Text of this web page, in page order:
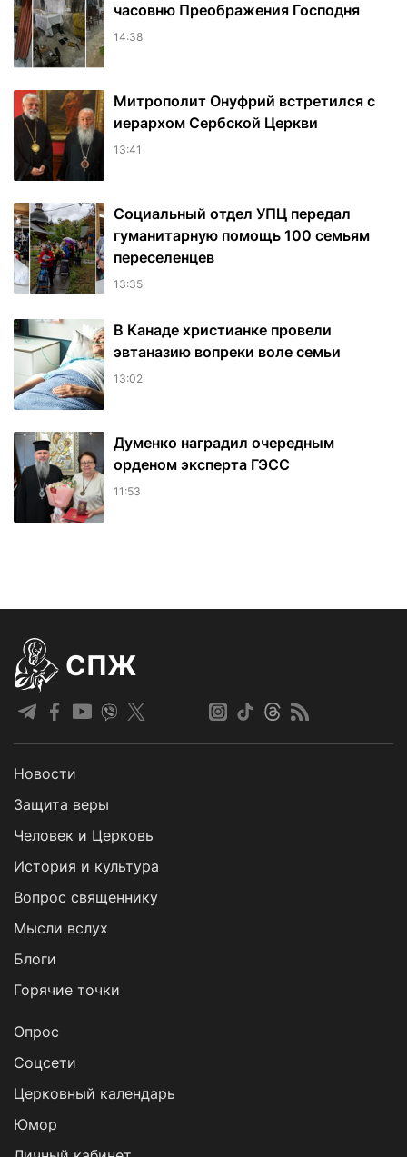
часовню Преображения Господня
14:38
Митрополит Онуфрий встретился с
иерархом Сербской Церкви
13:41
Социальный отдел УПЦ передал
гуманитарную помощь 100 семьям
переселенцев
13:35
В Канаде христианке провели
эвтаназию вопреки воле семьи
13:02
Думенко наградил очередным
орденом эксперта ГЭСС
11:53
СПЖ
Новости
Защита веры
Человек и Церковь
История и культура
Вопрос священнику
Мысли вслух
Блоги
Горячие точки
Опрос
Cоцсети
Церковный календарь
Юмор